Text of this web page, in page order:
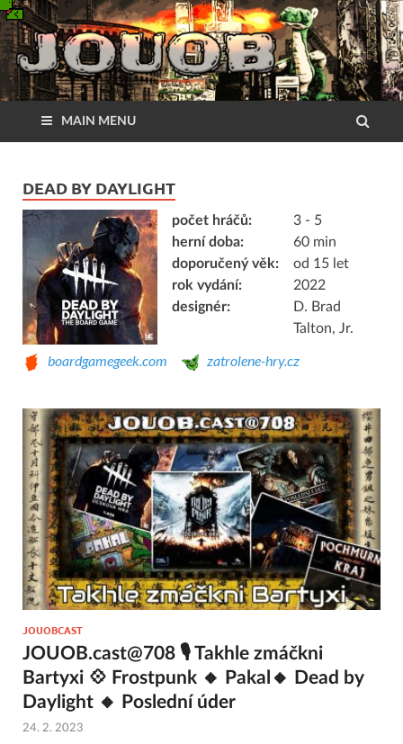
MAIN MENU
DEAD BY DAYLIGHT
počet hráčů:
3 - 5
herní doba:
60 min
doporučený věk:
od 15 let
rok vydání:
2022
designér:
D. Brad
Talton, Jr.
boardgamegeek.com zatrolene-hry.cz
JOUOBCAST
JOUOB.cast@708 🎙 Takhle zmáčkni
Bartyxi 💠 Frostpunk 🔸 Pakal🔸 Dead by
Daylight 🔸 Poslední úder
24. 2. 2023